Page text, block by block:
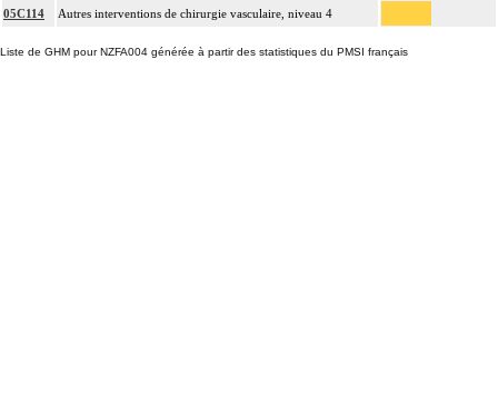
05C114 Autres interventions de chirurgie vasculaire, niveau 4
Liste de GHM pour NZFA004 générée à partir des statistiques du PMSI français